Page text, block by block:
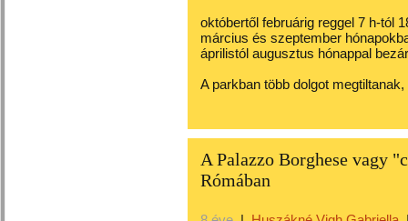
októbertől februárig reggel 7 h-tól
március és szeptember
áprilistól augusztus hónappal
A parkban több dolgot
A Palazzo Borghese vagy
Rómában